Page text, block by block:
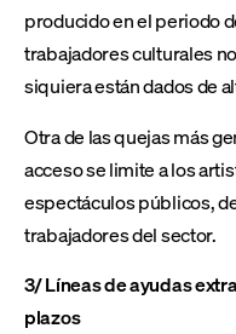
producido en el periodo
trabajadores culturales
siquiera están dados de
Otra de las quejas más
acceso se limite a los
espectáculos públicos,
trabajadores del sector.
3/ Líneas de ayudas
plazos